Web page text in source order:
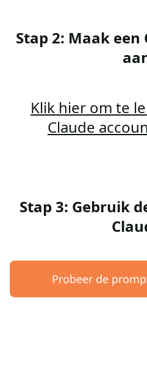
Stap 2: Maak
Klik hier om te
Claude
Stap 3: Gebruik
Probeer de